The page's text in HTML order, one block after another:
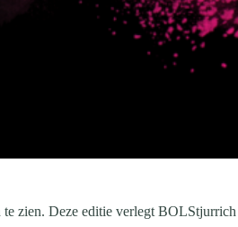
te zien. Deze editie verlegt BOLStjurrich